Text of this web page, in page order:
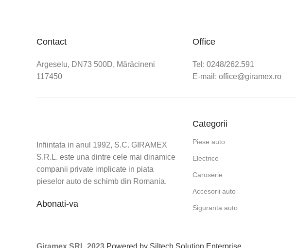
Contact
Argeselu, DN73 500D, Mărăcineni
117450
Office
Tel: 0248/262.591
E-mail: office@giramex.ro
Infiintata in anul 1992, S.C. GIRAMEX
S.R.L. este una dintre cele mai dinamice
companii private implicate in piata
pieselor auto de schimb din Romania.
Abonati-va
Categorii
Piese auto
Electrice
Caroserie
Accesorii auto
Siguranta auto
Giramex SRL 2023 Powered by Siltech Solution Enterprise